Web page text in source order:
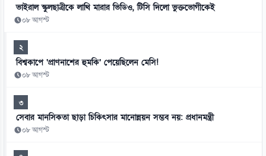
ভাইরাল স্কুলছাত্রীকে লাথি মারার ভিডিও, টিসি দিলো ভুক্তভোগীকেই
০৮ আগস্ট
২
বিশ্বকাপে ‘প্রাণনাশের হুমকি’ পেয়েছিলেন মেসি!
০৮ আগস্ট
৩
সেবার মানসিকতা ছাড়া চিকিৎসার মানোন্নয়ন সম্ভব নয়: প্রধানমন্ত্রী
০৮ আগস্ট